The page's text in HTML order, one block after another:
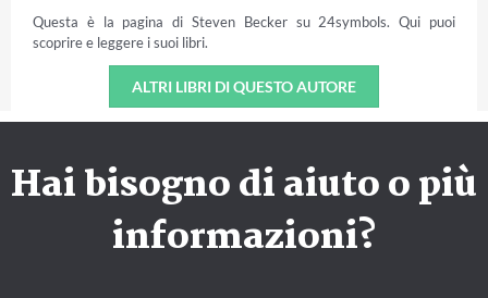
Questa è la pagina di Steven Becker su 24symbols. Qui puoi
scoprire e leggere i suoi libri.
ALTRI LIBRI DI QUESTO AUTORE
Hai bisogno di aiuto o più
informazioni?